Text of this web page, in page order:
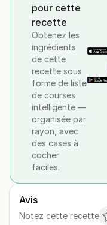
pour cette
recette
Obtenez les
ingrédients
de cette
recette sous
forme de liste
de courses
intelligente —
organisée par
rayon, avec
des cases à
cocher
faciles.
Avis
Notez cette recette